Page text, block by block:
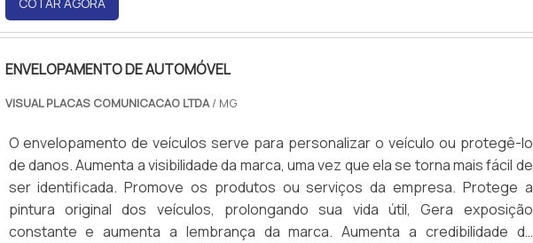
ENVELOPAMENTO DE AUTOMÓVEL
VISUAL PLACAS COMUNICACAO LTDA/ MG
O envelopamento de veículos serve para personalizar o veículo ou protegê-lo
de danos. Aumenta a visibilidade da marca, uma vez que ela se torna mais fácil de
ser identificada. Promove os produtos ou serviços da empresa. Protege a
pintura original dos veículos, prolongando sua vida útil, Gera exposição
constante e aumenta a lembrança da marca. Aumenta a credibilidade da